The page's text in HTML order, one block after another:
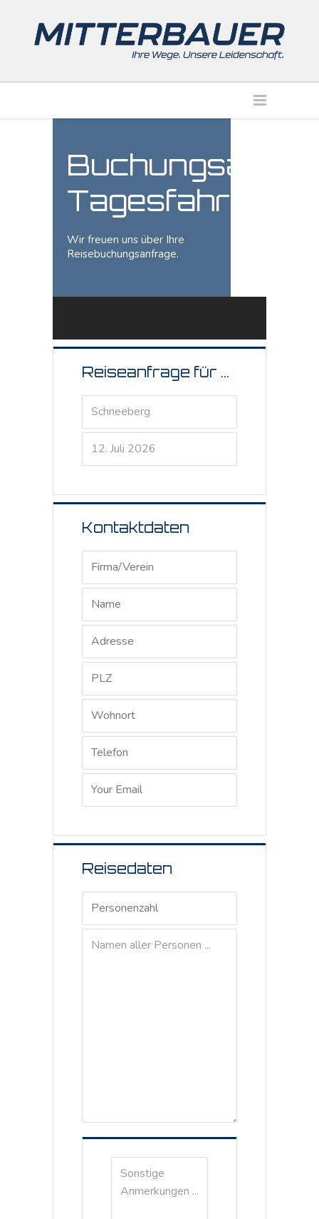
Tagesfahrt
Wir freuen uns über Ihre
Reisebuchungsanfrage.
Reiseanfrage für ...
Kontaktdaten
Reisedaten